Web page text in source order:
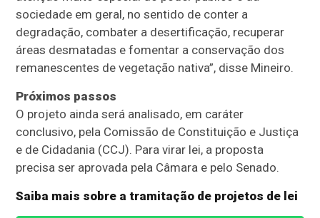
sociedade em geral, no sentido de conter a
degradação, combater a desertificação, recuperar
áreas desmatadas e fomentar a conservação dos
remanescentes de vegetação nativa”, disse Mineiro.
Próximos passos
O projeto ainda será analisado, em caráter
conclusivo, pela Comissão de Constituição e Justiça
e de Cidadania (CCJ). Para virar lei, a proposta
precisa ser aprovada pela Câmara e pelo Senado.
Saiba mais sobre a tramitação de projetos de lei